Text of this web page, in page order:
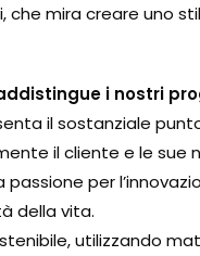
mira creare uno
i nostri
il sostanziale
il cliente e le sue
per
della vita.
utilizzando